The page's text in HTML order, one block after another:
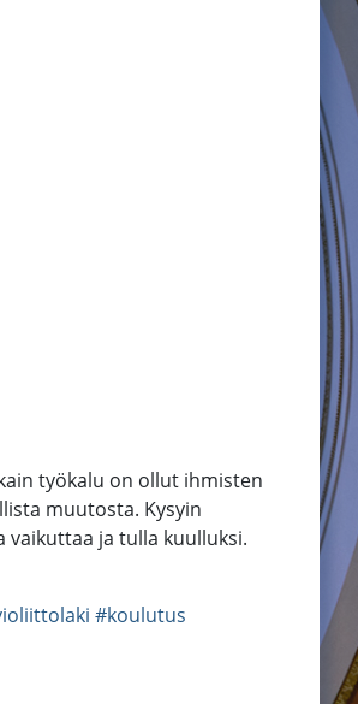
työkalu on ollut ihmisten
muutosta. Kysyin
ja tulla kuulluksi.
#koulutus